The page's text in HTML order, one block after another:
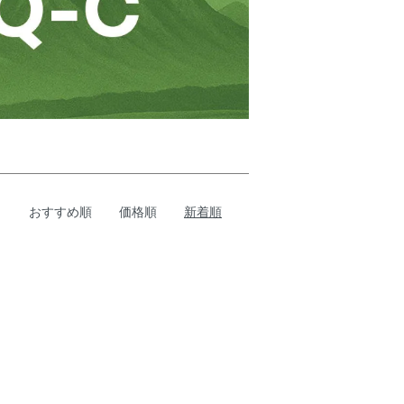
おすすめ順 価格順 新着順